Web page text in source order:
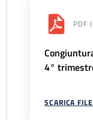
PDF
4°
SCARICA FILE